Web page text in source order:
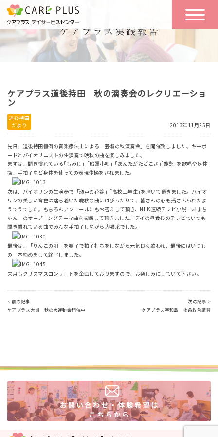
こんな方に
おすすめ
一日の流れ
一日体験
空き状況
リクルート
お問い合わせ
体験希望
ケアプラス道後持田 秋の演奏会のレクリエーショ
ン
道後持田
だより
2013年11月25日
先日、道後持田恒例の音楽療法士による「芸術の秋演奏会」を開催致しました。キーボ
ードとバイオリニストの生演奏で晩秋の曲を楽しみました。
まずは、聞き慣れている｢もみじ｣「船頭小唄」｢あんたがたどこさ｣｢旅愁｣を歌唱や足体
操、手拍子など身体を使っての表現体操をされました。
次は、バイオリンの生演奏で「瀬戸の花嫁」｢高校三年生｣を弾いて頂きました。バイオ
リンの美しい音色は落ち着いた晩秋の曲にはぴったりで、皆さんの心も揺さぶられたよ
うでうでした。もちろんアンコールにもお答えして頂き、NHK連続テレビ小説「あまち
ゃん」のオープニングテーマ曲を披露して頂きました。デイの昼食後のテレビでいつも
聞き慣れている曲でみんな手拍子しながら大喝采でした。
最後は、「りんごの唄」を鳴子で拍子打ちをしながら元気良く歌われ、最後にはいつも
の一本締めをして終了しました。
来月もクリスマスコンサートを企画しておりますので、お楽しみにしていて下さい。
< 前の記事
ケアプラス大洲 秋の大運動会開催中
次の記事 >
ケアプラス宇和島 救命救急講習